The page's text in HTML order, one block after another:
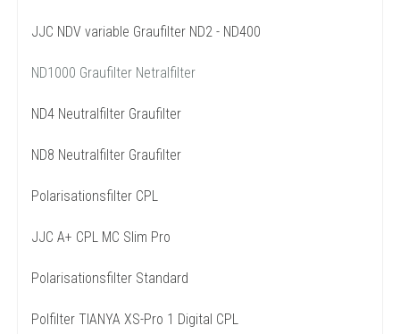
JJC NDV variable Graufilter ND2 - ND400
ND1000 Graufilter Netralfilter
ND4 Neutralfilter Graufilter
ND8 Neutralfilter Graufilter
Polarisationsfilter CPL
JJC A+ CPL MC Slim Pro
Polarisationsfilter Standard
Polfilter TIANYA XS-Pro 1 Digital CPL